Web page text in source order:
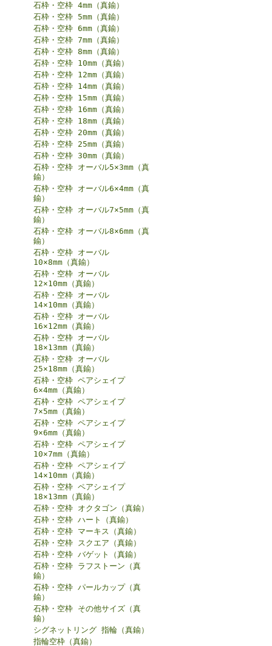
石枠・空枠 4mm（真鍮）
石枠・空枠 5mm（真鍮）
石枠・空枠 6mm（真鍮）
石枠・空枠 7mm（真鍮）
石枠・空枠 8mm（真鍮）
石枠・空枠 10mm（真鍮）
石枠・空枠 12mm（真鍮）
石枠・空枠 14mm（真鍮）
石枠・空枠 15mm（真鍮）
石枠・空枠 16mm（真鍮）
石枠・空枠 18mm（真鍮）
石枠・空枠 20mm（真鍮）
石枠・空枠 25mm（真鍮）
石枠・空枠 30mm（真鍮）
石枠・空枠 オーバル5×3mm（真
鍮）
石枠・空枠 オーバル6×4mm（真
鍮）
石枠・空枠 オーバル7×5mm（真
鍮）
石枠・空枠 オーバル8×6mm（真
鍮）
石枠・空枠 オーバル
10×8mm（真鍮）
石枠・空枠 オーバル
12×10mm（真鍮）
石枠・空枠 オーバル
14×10mm（真鍮）
石枠・空枠 オーバル
16×12mm（真鍮）
石枠・空枠 オーバル
18×13mm（真鍮）
石枠・空枠 オーバル
25×18mm（真鍮）
石枠・空枠 ペアシェイプ
6×4mm（真鍮）
石枠・空枠 ペアシェイプ
7×5mm（真鍮）
石枠・空枠 ペアシェイプ
9×6mm（真鍮）
石枠・空枠 ペアシェイプ
10×7mm（真鍮）
石枠・空枠 ペアシェイプ
14×10mm（真鍮）
石枠・空枠 ペアシェイプ
18×13mm（真鍮）
石枠・空枠 オクタゴン（真鍮）
石枠・空枠 ハート（真鍮）
石枠・空枠 マーキス（真鍮）
石枠・空枠 スクエア（真鍮）
石枠・空枠 バゲット（真鍮）
石枠・空枠 ラフストーン（真
鍮）
石枠・空枠 パールカップ（真
鍮）
石枠・空枠 その他サイズ（真
鍮）
シグネットリング 指輪（真鍮）
指輪空枠（真鍮）